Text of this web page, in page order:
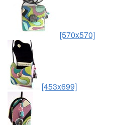
[570x570]
[453x699]